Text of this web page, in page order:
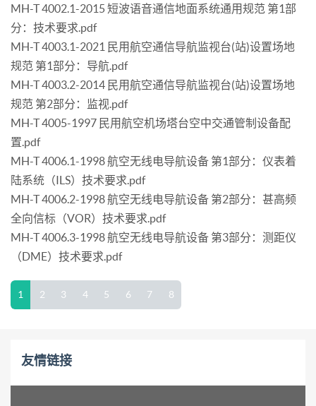
MH-T 4002.1-2015 短波语音通信地面系统通用规范 第1部
分：技术要求.pdf
MH-T 4003.1-2021 民用航空通信导航监视台(站)设置场地
规范 第1部分：导航.pdf
MH-T 4003.2-2014 民用航空通信导航监视台(站)设置场地
规范 第2部分：监视.pdf
MH-T 4005-1997 民用航空机场塔台空中交通管制设备配
置.pdf
MH-T 4006.1-1998 航空无线电导航设备 第1部分：仪表着
陆系统（ILS）技术要求.pdf
MH-T 4006.2-1998 航空无线电导航设备 第2部分：甚高频
全向信标（VOR）技术要求.pdf
MH-T 4006.3-1998 航空无线电导航设备 第3部分：测距仪
（DME）技术要求.pdf
1 2 3 4 5 6 7 8
友情链接